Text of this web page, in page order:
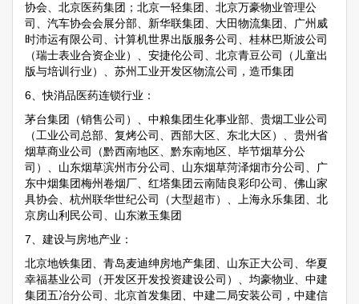
协会、北京医药集团；北京一轻集团、北京万豪物业管理公
司、汽车协会会展分部、新华联集团、大田物流集团、广州威
时沛运有限公司、计算机世界出版服务公司、桂林巴斯波公司
（瑞士表业合资企业）、安捷伦公司、北京青豆公司（儿童出
版与培训行业）、苏州工业开发区物流公司，造币集团
6、快消品医药连锁行业：
茅台集团（销售公司）、中粮集团生化事业部、贵烟工业公司
（工业公司总部、复烤公司、西部大区、东北大区）、贵州省
烟草商业公司（黔西南地区、黔东南地区、毕节烟草分公
司）、山东烟草滨州市分公司、山东烟草菏泽烟市分公司、广
东中烟集团梅州卷烟厂、红塔集团云南陆良彩印公司、佛山家
具协会、杭州联华世纪公司（大型超市）、上海永乐集团、北
京房山利民公司、山东漱玉集团
7、建设与房地产业：
北京地铁集团、青岛麦迪绅房地产集团、山东正大公司、华夏
幸福基业公司（开发区开发投资建设公司）、均豪物业、中建
集团五冶分公司、北京首发集团、中建二局安装公司，中建信